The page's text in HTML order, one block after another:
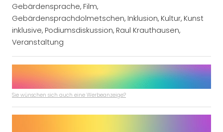
Gebärdensprache, Film,
Gebärdensprachdolmetschen, Inklusion, Kultur, Kunst
inklusive, Podiumsdiskussion, Raul Krauthausen,
Veranstaltung
Sie wünschen sich auch eine Werbeanzeige?